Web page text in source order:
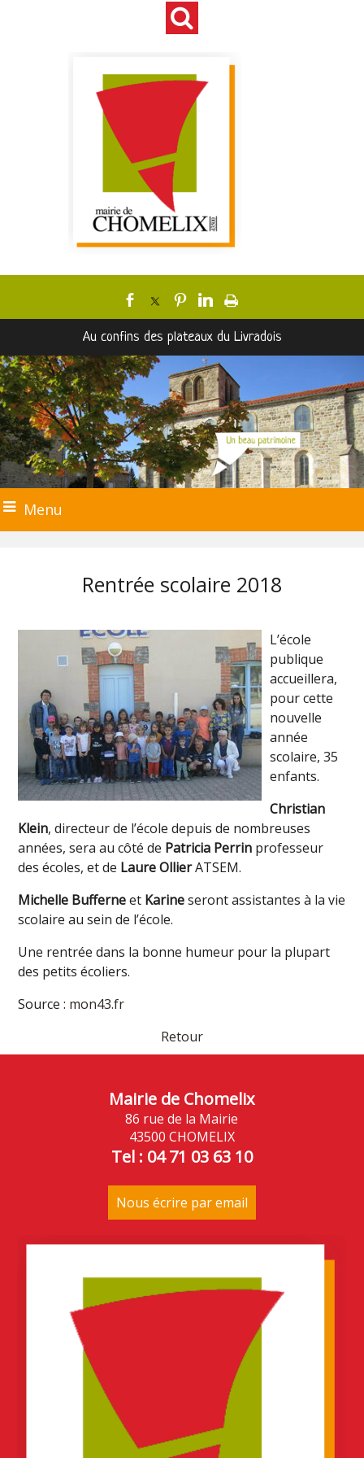
Au confins des plateaux du Livradois
Menu
Rentrée scolaire 2018
L’école
publique
accueillera,
pour cette
nouvelle
année
scolaire, 35
enfants.
Christian
Klein, directeur de l’école depuis de nombreuses
années, sera au côté de Patricia Perrin professeur
des écoles, et de Laure OllierATSEM.
Michelle Bufferneet Karineseront assistantes à la vie
scolaire au sein de l’école.
Une rentrée dans la bonne humeur pour la plupart
des petits écoliers.
Source : mon43.fr
Retour
Mairie de Chomelix
86 rue de la Mairie
43500 CHOMELIX
Tel : 04 71 03 63 10
Nous écrire par email